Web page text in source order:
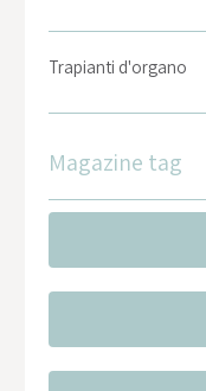
Trapianti d'organo
Magazine tag